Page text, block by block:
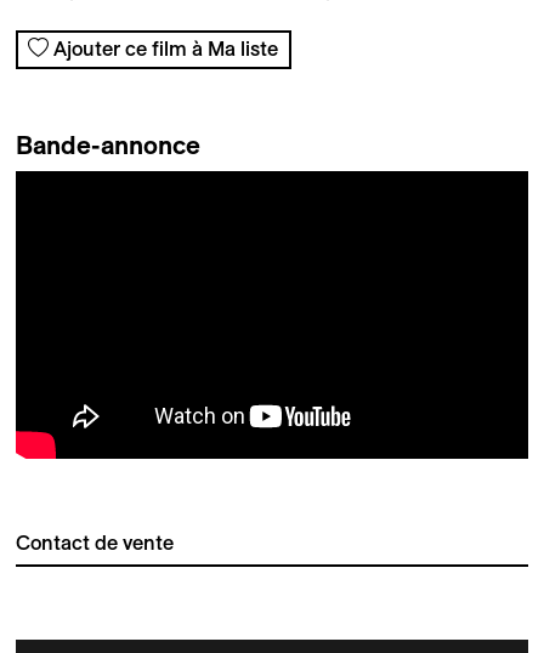
Ajouter ce film à Ma liste
Bande-annonce
Contact de vente